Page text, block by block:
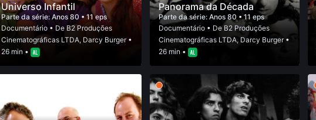
Universo Infantil
Parte da série:Anos 80 • 11 eps
Documentário• De B2 Produções
Cinematográficas LTDA, Darcy Burger•
26 min •
Panorama da Década
Parte da série:Anos 80 • 11 eps
Documentário • De B2 Produções
Cinematográficas LTDA, Darcy Burger•
26 min •